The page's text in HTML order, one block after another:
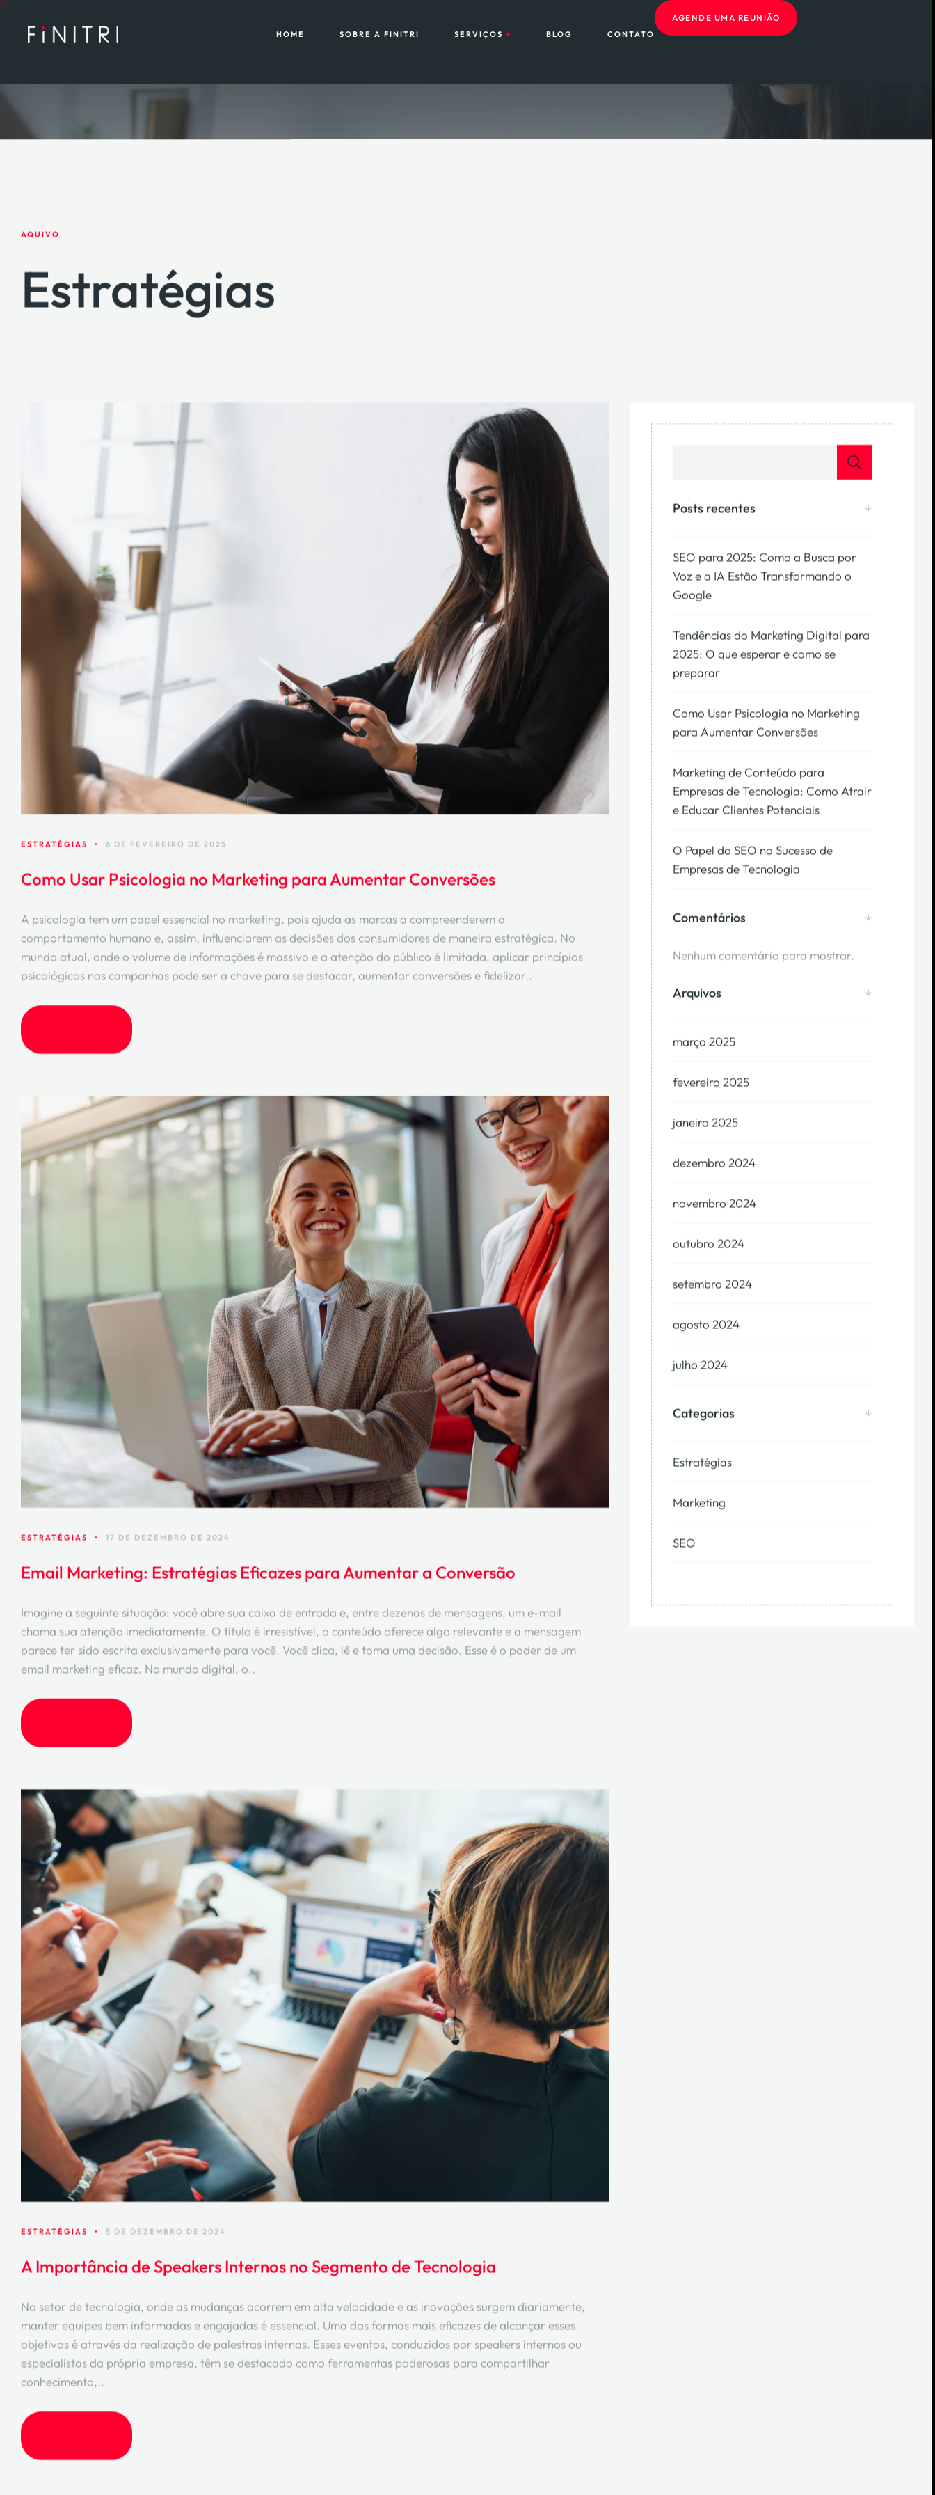
HOME SOBRE A FINITRI SERVIÇOS BLOG CONTATO
AGENDE UMA REUNIÃO
AQUIVO
Estratégias
ESTRATÉGIAS • 6 DE FEVEREIRO DE 2025
Como Usar Psicologia no Marketing para Aumentar Conversões
A psicologia tem um papel essencial no marketing, pois ajuda as marcas a compreenderem o
comportamento humano e, assim, influenciarem as decisões dos consumidores de maneira estratégica. No
mundo atual, onde o volume de informações é massivo e a atenção do público é limitada, aplicar princípios
psicológicos nas campanhas pode ser a chave para se destacar, aumentar conversões e fidelizar..
ESTRATÉGIAS • 17 DE DEZEMBRO DE 2024
Email Marketing: Estratégias Eficazes para Aumentar a Conversão
Imagine a seguinte situação: você abre sua caixa de entrada e, entre dezenas de mensagens, um e-mail
chama sua atenção imediatamente. O título é irresistível, o conteúdo oferece algo relevante e a mensagem
parece ter sido escrita exclusivamente para você. Você clica, lê e toma uma decisão. Esse é o poder de um
email marketing eficaz. No mundo digital, o..
ESTRATÉGIAS • 5 DE DEZEMBRO DE 2024
A Importância de Speakers Internos no Segmento de Tecnologia
No setor de tecnologia, onde as mudanças ocorrem em alta velocidade e as inovações surgem diariamente,
manter equipes bem informadas e engajadas é essencial. Uma das formas mais eficazes de alcançar esses
objetivos é através da realização de palestras internas. Esses eventos, conduzidos por speakers internos ou
especialistas da própria empresa, têm se destacado como ferramentas poderosas para compartilhar
conhecimento,..
Posts recentes
SEO para 2025: Como a Busca por
Voz e a IA Estão Transformando o
Google
Tendências do Marketing Digital para
2025: O que esperar e como se
preparar
Como Usar Psicologia no Marketing
para Aumentar Conversões
Marketing de Conteúdo para
Empresas de Tecnologia: Como Atrair
e Educar Clientes Potenciais
O Papel do SEO no Sucesso de
Empresas de Tecnologia
Comentários
Nenhum comentário para mostrar.
Arquivos
março 2025
fevereiro 2025
janeiro 2025
dezembro 2024
novembro 2024
outubro 2024
setembro 2024
agosto 2024
julho 2024
Categorias
Estratégias
Marketing
SEO